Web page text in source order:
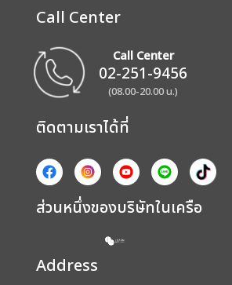
Call Center
Call Center
02-251-9456
(08.00-20.00 น.)
ติดตามเราได้ที่
ส่วนหนึ่งของบริษัทในเครือ
Address